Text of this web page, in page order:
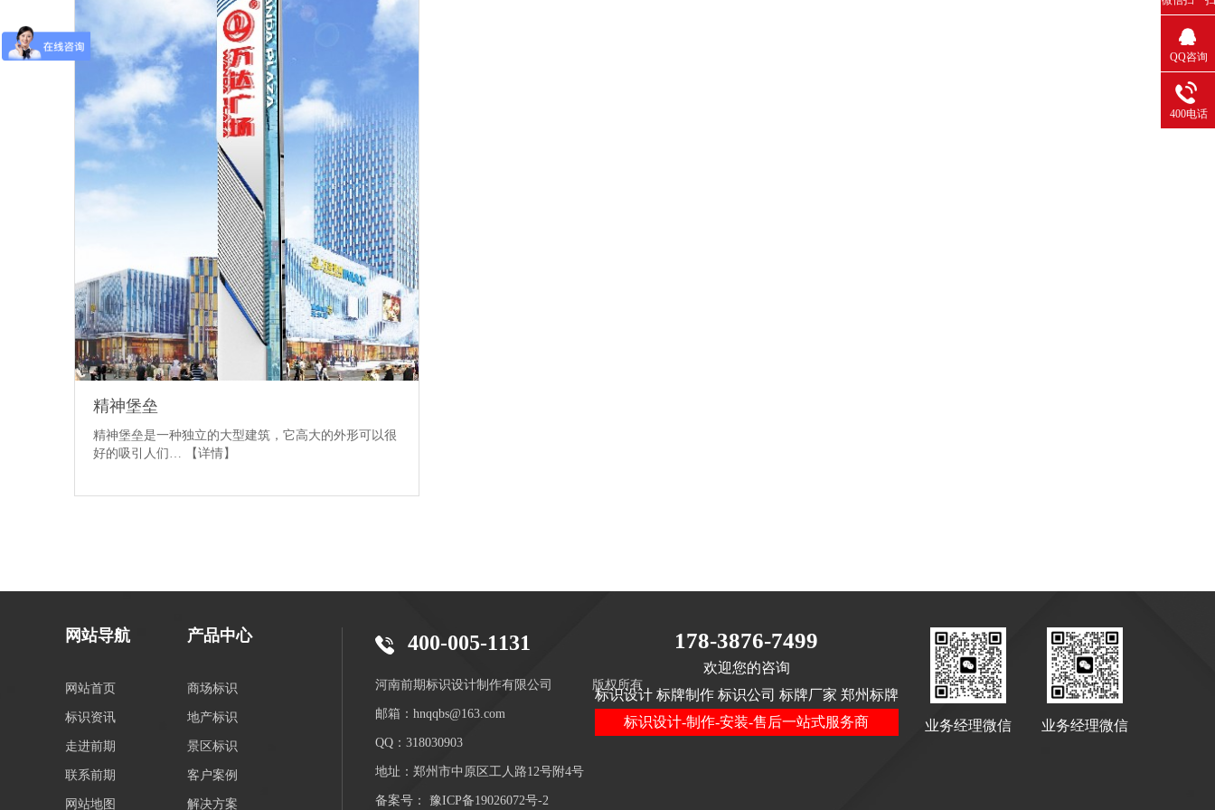
精神堡垒
精神堡垒是一种独立的大型建筑，它高大的外形可以很
好的吸引人们…
【详情】
网站导航
网站首页
标识资讯
走进前期
联系前期
网站地图
产品中心
商场标识
地产标识
景区标识
客户案例
解决方案
400-005-1131
河南前期标识设计制作有限公司 版权所有
邮箱：hnqqbs@163.com
QQ：318030903
地址：郑州市中原区工人路12号附4号
备案号： 豫ICP备19026072号-2
178-3876-7499
欢迎您的咨询
标识设计 标牌制作 标识公司 标牌厂家 郑州标牌
标识设计-制作-安装-售后一站式服务商
业务经理微信 业务经理微信
QQ咨询
400电话